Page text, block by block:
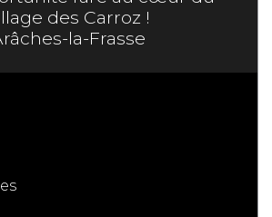
des Carroz !
la-Frasse